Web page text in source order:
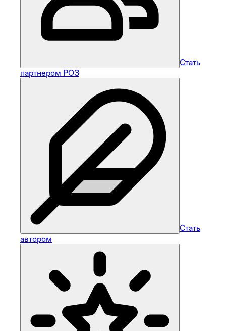
Стать
партнером РОЗ
Стать
автором